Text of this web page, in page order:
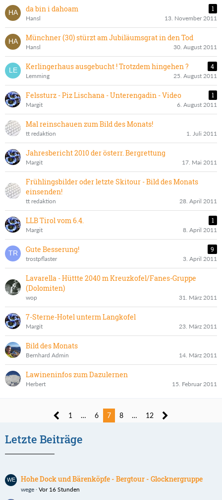
da bin i dahoam 1
Hansl 13. November 2011
Münchner (30) stürzt am Jubiläumsgrat in den Tod
Hansl 30. August 2011
Kerlingerhaus ausgebucht ! Trotzdem hingehen ? 4
Lemming 25. August 2011
Felssturz - Piz Lischana - Unterengadin - Video 1
Margit 6. August 2011
Mal reinschauen zum Bild des Monats!
tt redaktion 1. Juli 2011
Jahresbericht 2010 der österr. Bergrettung
Margit 17. Mai 2011
Frühlingsbilder oder letzte Skitour - Bild des Monats
einsenden!
tt redaktion 28. April 2011
LLB Tirol vom 6.4. 1
Margit 8. April 2011
Gute Besserung! 9
trostpflaster 3. April 2011
Lavarella - Hüttte 2040 m Kreuzkofel/Fanes-Gruppe
(Dolomiten)
wop 31. März 2011
7-Sterne-Hotel unterm Langkofel
Margit 23. März 2011
Bild des Monats
Bernhard Admin 14. März 2011
Lawineninfos zum Dazulernen
Herbert 15. Februar 2011
1 … 6 7 8 … 12
Letzte Beiträge
Hohe Dock und Bärenköpfe - Bergtour - Glocknergruppe
wege Vor 16 Stunden